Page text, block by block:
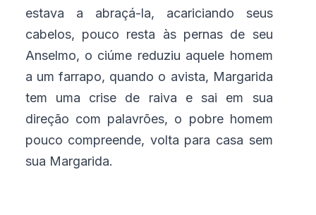
estava a abraçá-la, acariciando seus
cabelos, pouco resta às pernas de seu
Anselmo, o ciúme reduziu aquele homem
a um farrapo, quando o avista, Margarida
tem uma crise de raiva e sai em sua
direção com palavrões, o pobre homem
pouco compreende, volta para casa sem
sua Margarida.